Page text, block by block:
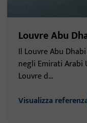
Louvre Abu
Il Louvre Abu
negli Emirati Arabi
Louvre d...
Visualizza